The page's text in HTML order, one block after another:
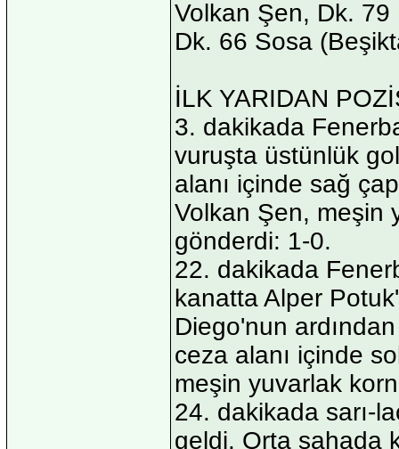
Volkan Şen, Dk.
Dk. 66 Sosa
İLK YARIDAN
3. dakikada
vuruşta üstünlük
alanı içinde sağ
Volkan Şen, meşin
gönderdi: 1-0.
22. dakikada
kanatta Alper
Diego'nun
ceza alanı içinde
meşin yuvarlak
24. dakikada sarı-
geldi. Orta sahada